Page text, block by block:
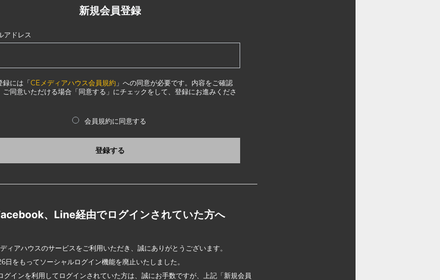
新規会員登録
アドレス
録には「CEメディアハウス会員規約 」への同意が必要です。内容をご確認
ご同意いただける場合「同意する」にチェックをして、登録にお進みくださ
会員規約に同意する
登録する
、Line経由でログインされていた方へ
ィアハウスのサービスをご利用いただき、誠にありがとうございます。
日をもってソーシャルログイン機能を廃止いたしました。
グインを利用してログインされていた方は、誠にお手数ですが、上記「新規会員